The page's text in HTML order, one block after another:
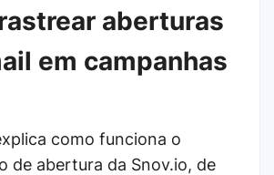
aberturas
em campanhas
como funciona o
de abertura da Snov.io, de